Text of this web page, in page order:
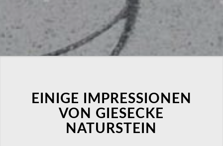
EINIGE IMPRESSIONEN
VON GIESECKE
NATURSTEIN